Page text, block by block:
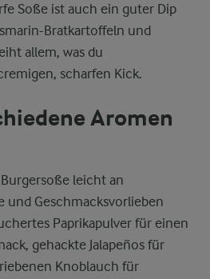
Soße ist auch ein guter Dip
Bratkartoffeln und
allem, was du
scharfen Kick.
Aromen
leicht an
und Geschmacksvorlieben
Paprikapulver für einen
gehackte Jalapeños für
Knoblauch für